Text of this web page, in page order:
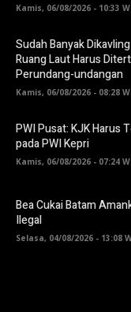
Kamis, 06/08/2026 - 10:33
Sudah Banyak
Ruang Laut Harus
Perundang-undangan
Kamis, 06/08/2026 - 08:28
PWI Pusat: KJK Harus
pada PWI Kepri
Kamis, 06/08/2026 - 07:24
Bea Cukai Batam
Ilegal
Selasa, 04/08/2026 - 13:08